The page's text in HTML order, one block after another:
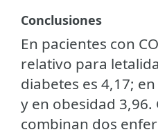
Conclusiones
En pacientes con
relativo para
diabetes es 4,17;
y en obesidad 3,96.
combinan dos